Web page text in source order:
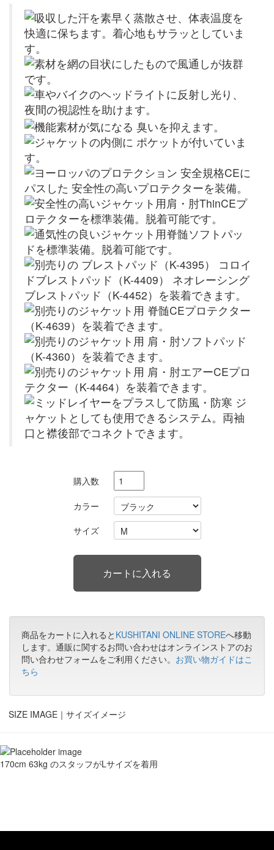
購入数
カラー
サイズ
商品をカートに入れると KUSHITANI ONLINE STOREへ移動
します。通販に関するお問い合わせはオンラインストアのお
問い合わせフォームをご利用ください。 お買い物ガイドはこ
ちら
SIZE IMAGE｜ サイズイメージ
170cm 63kg のスタッフがLサイズを着用